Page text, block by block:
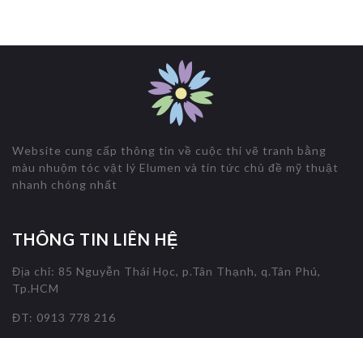
Website cung cấp thông tin về cuộc thi vẽ tranh bằng
màu nhuộm tóc vật lý Elumen và tin tức chủ đề mỹ thuật
nhanh chóng nhất
THÔNG TIN LIÊN HỆ
Địa chỉ: 85 Nguyễn Thái Học, p.Tân Thạnh, q.Tân Phú,
Tp.HCM
ĐT: 0913 778 216